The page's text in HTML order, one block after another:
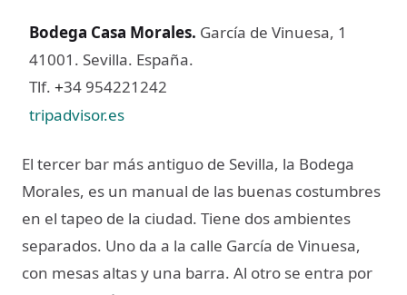
Bodega Casa Morales. García de Vinuesa, 1
41001. Sevilla. España.
Tlf. +34 954221242
tripadvisor.es
El tercer bar más antiguo de Sevilla, la Bodega
Morales, es un manual de las buenas costumbres
en el tapeo de la ciudad. Tiene dos ambientes
separados. Uno da a la calle García de Vinuesa,
con mesas altas y una barra. Al otro se entra por